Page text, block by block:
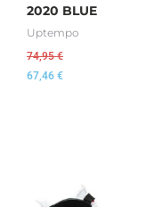
2020 BLUE
Uptempo
74,95€
67,46 €